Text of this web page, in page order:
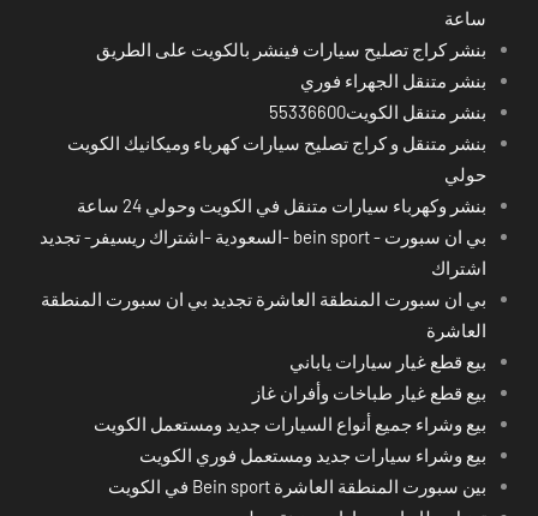
ساعة
بنشر كراج تصليح سيارات فينشر بالكويت على الطريق
بنشر متنقل الجهراء فوري
بنشر متنقل الكويت55336600
بنشر متنقل و كراج تصليح سيارات كهرباء وميكانيك الكويت
حولي
بنشر وكهرباء سيارات متنقل في الكويت وحولي 24 ساعة
بي ان سبورت - bein sport -السعودية -اشتراك ريسيفر- تجديد
اشتراك
بي ان سبورت المنطقة العاشرة تجديد بي ان سبورت المنطقة
العاشرة
بيع قطع غيار سيارات ياباني
بيع قطع غيار طباخات وأفران غاز
بيع وشراء جميع أنواع السيارات جديد ومستعمل الكويت
بيع وشراء سيارات جديد ومستعمل فوري الكويت
بين سبورت المنطقة العاشرة Bein sport في الكويت